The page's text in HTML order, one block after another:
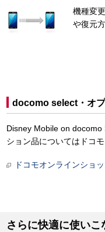
機種変
や復元
docomo select・オ
Disney Mobile on
ション品についてはドコ
ドコモオンラインショ
さらに快適に使い